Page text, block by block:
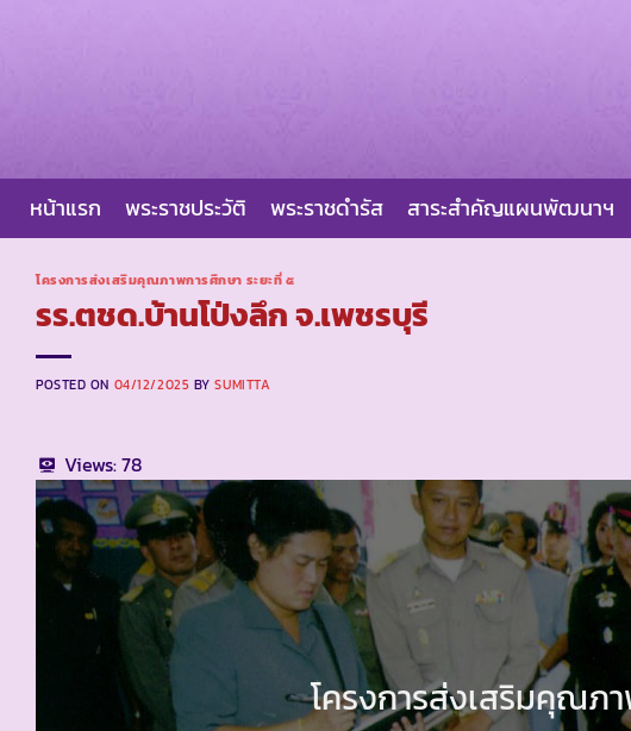
หน้าแรก พระราชประวัติ พระราชดำรัส สาระสำคัญแผนพัฒนาฯ
โครงการส่งเสริมคุณภาพการศึกษา ระยะที่ ๕
รร.ตชด.บ้านโป่งลึก จ.เพชรบุรี
POSTED ON 04/12/2025 BYSUMITTA
Views:78
โครงการส่งเสริมคุณภ